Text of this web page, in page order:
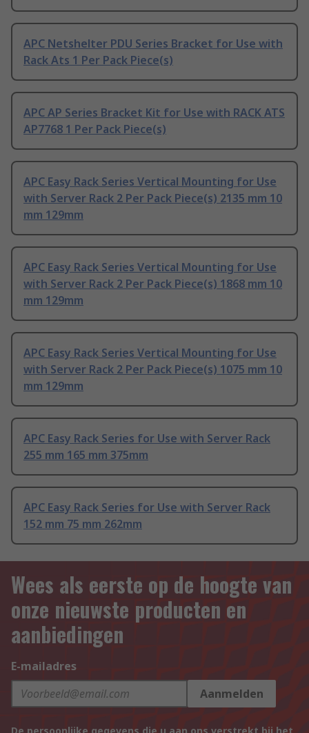
APC Netshelter PDU Series Bracket for Use with
Rack Ats 1 Per Pack Piece(s)
APC AP Series Bracket Kit for Use with RACK ATS
AP7768 1 Per Pack Piece(s)
APC Easy Rack Series Vertical Mounting for Use
with Server Rack 2 Per Pack Piece(s) 2135 mm 10
mm 129mm
APC Easy Rack Series Vertical Mounting for Use
with Server Rack 2 Per Pack Piece(s) 1868 mm 10
mm 129mm
APC Easy Rack Series Vertical Mounting for Use
with Server Rack 2 Per Pack Piece(s) 1075 mm 10
mm 129mm
APC Easy Rack Series for Use with Server Rack
255 mm 165 mm 375mm
APC Easy Rack Series for Use with Server Rack
152 mm 75 mm 262mm
Wees als eerste op de hoogte van
onze nieuwste producten en
aanbiedingen
E-mailadres
Aanmelden